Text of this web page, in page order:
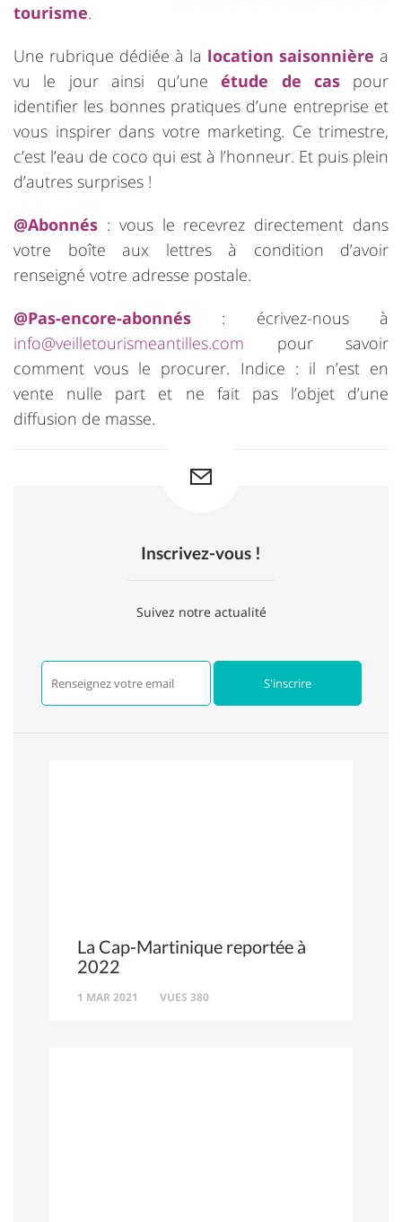
tourisme.
Une rubrique dédiée à la location saisonnière a
vu le jour ainsi qu’uneétude de caspour
identifier les bonnes pratiques d’une entreprise et
vous inspirer dans votre marketing. Ce trimestre,
c’est l’eau de coco qui est à l’honneur. Et puis plein
d’autres surprises !
@Abonnés : vous le recevrez directement dans
votre boîte aux lettres à condition d’avoir
renseigné votre adresse postale.
@Pas-encore-abonnés : écrivez-nous à
info@veilletourismeantilles.com pour savoir
comment vous le procurer. Indice : il n’est en
vente nulle part et ne fait pas l’objet d’une
diffusion de masse.
Inscrivez-vous !
Suivez notre actualité
La Cap-Martinique reportée à
2022
1 MAR 2021 VUES 380